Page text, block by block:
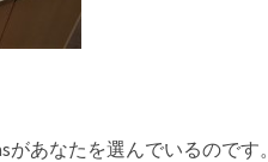
あなたを選んでいるのです。